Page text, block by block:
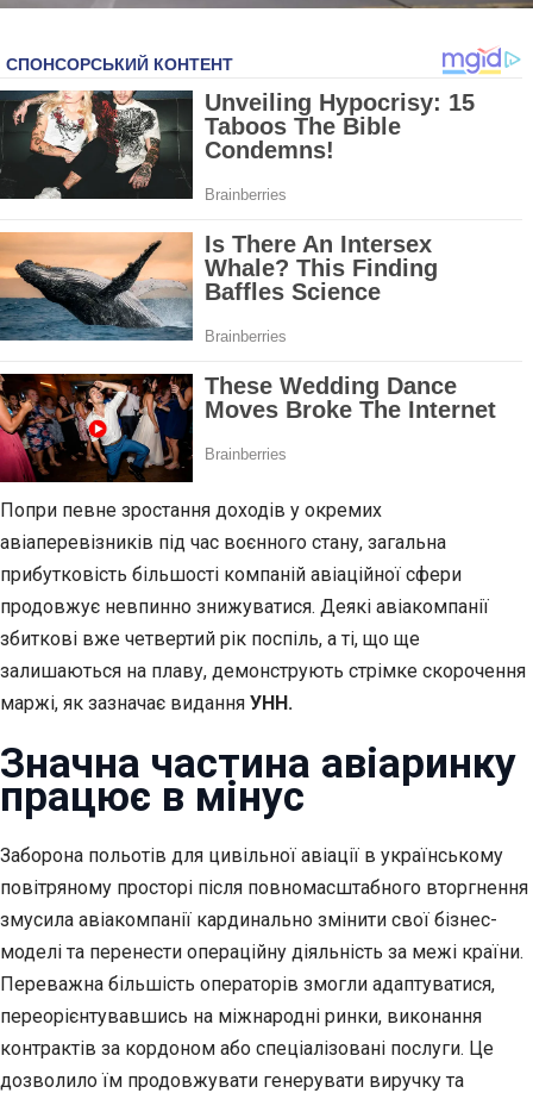
Попри певне зростання доходів у окремих
авіаперевізників під час воєнного стану, загальна
прибутковість більшості компаній авіаційної сфери
продовжує невпинно знижуватися. Деякі авіакомпанії
збиткові вже четвертий рік поспіль, а ті, що ще
залишаються на плаву, демонструють стрімке скорочення
маржі, як зазначає видання УНН.
Значна частина авіаринку
працює в мінус
Заборона польотів для цивільної авіації в українському
повітряному просторі після повномасштабного вторгнення
змусила авіакомпанії кардинально змінити свої бізнес-
моделі та перенести операційну діяльність за межі країни.
Переважна більшість операторів змогли адаптуватися,
переорієнтувавшись на міжнародні ринки, виконання
контрактів за кордоном або спеціалізовані послуги. Це
дозволило їм продовжувати генерувати виручку та